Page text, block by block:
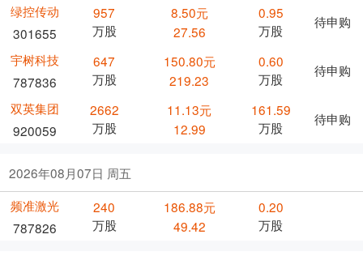
绿控传动
301655
957
万股
8.50元
27.56
0.95
万股
待申购
宇树科技
787836
647
万股
150.80元
219.23
0.60
万股
待申购
双英集团
920059
2662
万股
11.13元
12.99
161.59
万股
待申购
2026年08月07日 周五
频准激光
787826
240
万股
186.88元
49.42
0.20
万股